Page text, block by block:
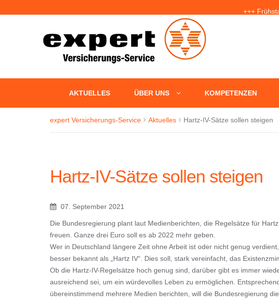
+++
+++ Fünf Jahre nach der
AKTUELLES ÜBER UNS KOMPETENZEN
expert Versicherungs-Service Aktuelles Hartz-IV-Sätze sollen steigen
Hartz-IV-Sätze sollen steigen
07. September 2021
Die Bundesregierung plant laut Medienberichten, die Regelsätze für
freuen. Ganze drei Euro soll es ab 2022 mehr geben.
Wer in Deutschland längere Zeit ohne Arbeit ist oder nicht genug
besser bekannt als „Hartz IV“. Dies soll, stark vereinfacht, das
Ob die Hartz-IV-Regelsätze hoch genug sind, darüber gibt es immer
ausreichend sei, um ein würdevolles Leben zu ermöglichen.
übereinstimmend mehrere Medien berichten, will die Bundesregierung